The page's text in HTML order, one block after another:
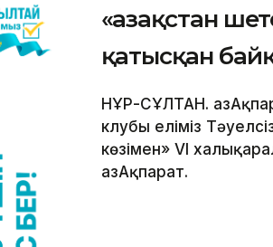
«Қазақстан
қатысқан
НҰР-СҰЛТАН.
клубы еліміз
көзімен» VI
ҚазАқпарат.